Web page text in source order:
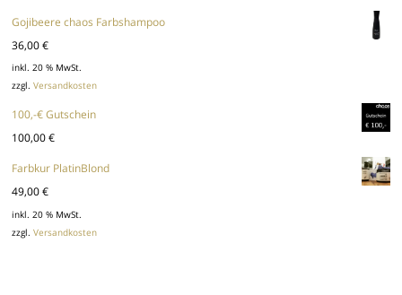
Gojibeere chaos Farbshampoo
36,00€
inkl. 20 % MwSt.
zzgl.Versandkosten
100,-€ Gutschein
100,00€
Farbkur PlatinBlond
49,00€
inkl. 20 % MwSt.
zzgl.Versandkosten